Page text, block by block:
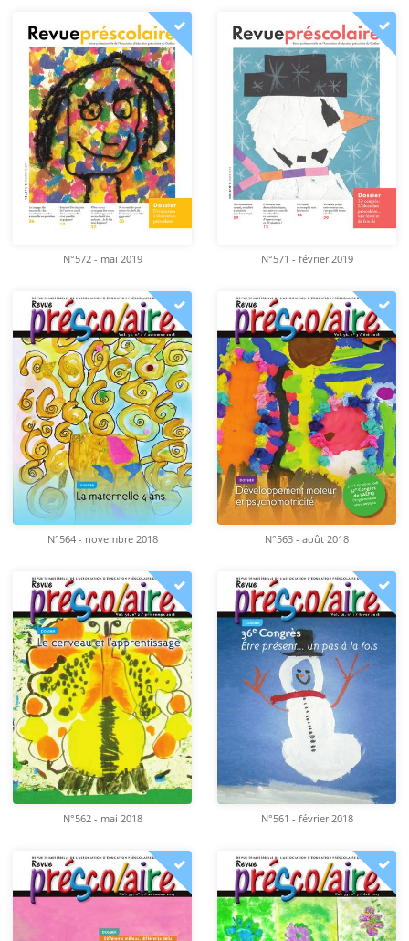
N°572 - mai 2019 N°571 - février 2019
N°564 - novembre 2018 N°563 - août 2018
N°562 - mai 2018 N°561 - février 2018